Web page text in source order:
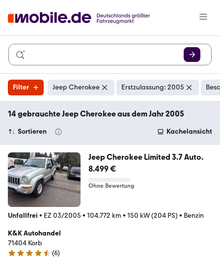
Filter Jeep Cherokee Erstzulassung: 2005
14 gebrauchte Jeep Cherokee aus dem Jahr 2005
Sortieren Kachelansicht
Jeep Cherokee Limited 3.7 Auto.
8.499 €
Ohne Bewertung
Unfallfrei • EZ 03/2005 • 104.772 km • 150 kW (204 PS) • Benzin
K&K Autohandel
71404 Korb
4.3 Sterne
(6)